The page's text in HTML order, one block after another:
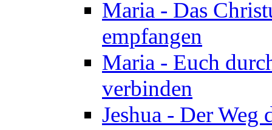
Maria - Das
empfangen
Maria - Euch
verbinden
Jeshua - Der Weg